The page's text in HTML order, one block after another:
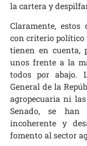
la cartera y
Claramente,
con criterio político
tienen en cuenta,
unos frente a la
todos por abajo.
General de la
agropecuaria ni
Senado, se
incoherente y
fomento al sector